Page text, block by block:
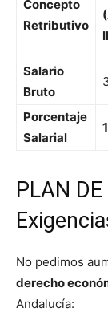
Concepto
Retributivo
Salario
Bruto
Porcentaje
Salarial
PLAN
No pedimos
derecho
Andalucía: